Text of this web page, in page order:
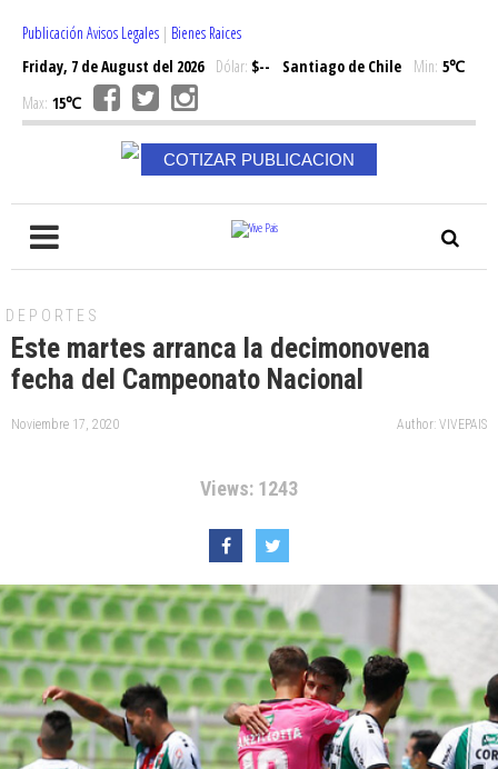
Publicación Avisos Legales | Bienes Raices
Friday, 7 de August del 2026Dólar: $-- Santiago de Chile Min: 5℃
Max: 15℃
COTIZAR PUBLICACION
DEPORTES
Este martes arranca la decimonovena
fecha del Campeonato Nacional
Noviembre 17, 2020 Author: VIVEPAIS
Views: 1243